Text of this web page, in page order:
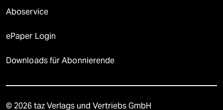
Aboservice
ePaper Login
Downloads für Abonnierende
© 2026 taz Verlags und Vertriebs GmbH